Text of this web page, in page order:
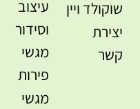
שוקולד ויין
יצירת
קשר
עיצוב
וסידור
מגשי
פירות
מגשי